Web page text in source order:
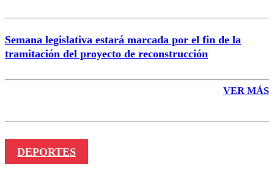
Semana legislativa estará marcada por el fin de la
tramitación del proyecto de reconstrucción
VER MÁS
DEPORTES